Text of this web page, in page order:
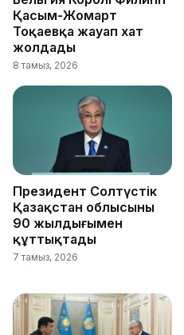
Қасым-Жомарт
Тоқаевқа жауап хат
жолдады
8 тамыз, 2026
Президент Солтүстік
Қазақстан облысының
90 жылдығымен
құттықтады
7 тамыз, 2026